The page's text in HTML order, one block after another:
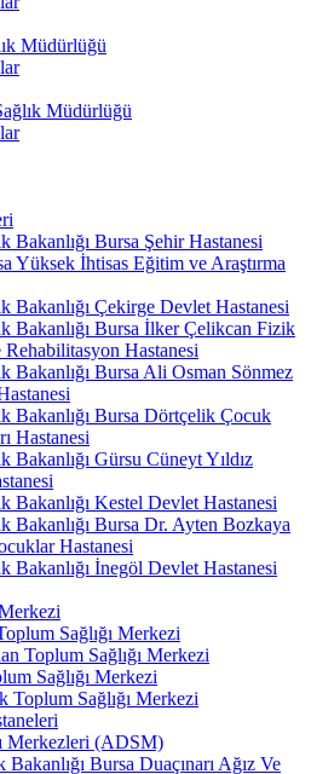
Müdürlüğü
Müdürlüğü
Bakanlığı Bursa Şehir Hastanesi
Yüksek İhtisas Eğitim ve Araştırma
Bakanlığı Çekirge Devlet Hastanesi
Bakanlığı Bursa İlker Çelikcan Fizik
Rehabilitasyon Hastanesi
Bakanlığı Bursa Ali Osman Sönmez
Bakanlığı Bursa Dörtçelik Çocuk
Hastanesi
Bakanlığı Gürsu Cüneyt Yıldız
Bakanlığı Kestel Devlet Hastanesi
Bakanlığı Bursa Dr. Ayten Bozkaya
Hastanesi
Bakanlığı İnegöl Devlet Hastanesi
Sağlığı Merkezi
Toplum Sağlığı Merkezi
Sağlığı Merkezi
Toplum Sağlığı Merkezi
Merkezleri (ADSM)
Bakanlığı Bursa Duaçınarı Ağız Ve